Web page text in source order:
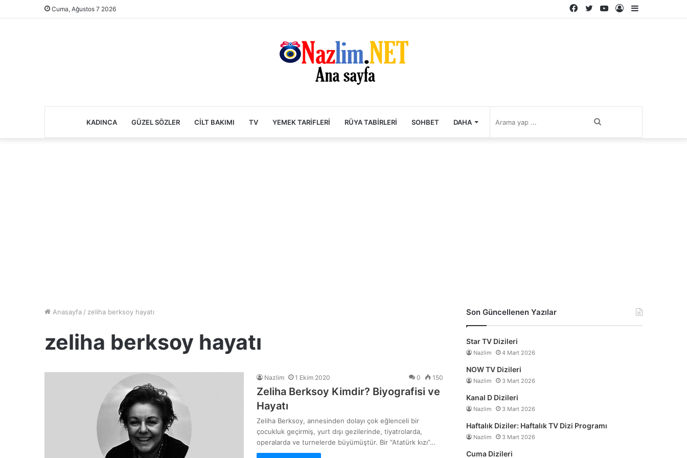
Cuma, Ağustos 7 2026
Kenar
Kayıt
YouTube
Twitter
Facebook
KADINCA GÜZEL SÖZLER CILT BAKIMI TV YEMEK TARIFLERI RÜYA TABIRLERI SOHBET DAHA
Anasayfa / zeliha berksoy hayatı
zeliha berksoy hayatı
Nazlim 1 Ekim 2020 0 150
Zeliha Berksoy Kimdir? Biyografisi ve
Hayatı
Zeliha Berksoy, annesinden dolayı çok eğlenceli bir
çocukluk geçirmiş, yurt dışı gezilerinde, tiyatrolarda,
operalarda ve turnelerde büyümüştür. Bir “Atatürk kızı”…
Son Güncellenen Yazılar
Star TV Dizileri
Nazlim 4 Mart 2026
NOW TV Dizileri
Nazlim 3 Mart 2026
Kanal D Dizileri
Nazlim 3 Mart 2026
Haftalık Diziler: Haftalık TV Dizi Programı
Nazlim 3 Mart 2026
Cuma Dizileri